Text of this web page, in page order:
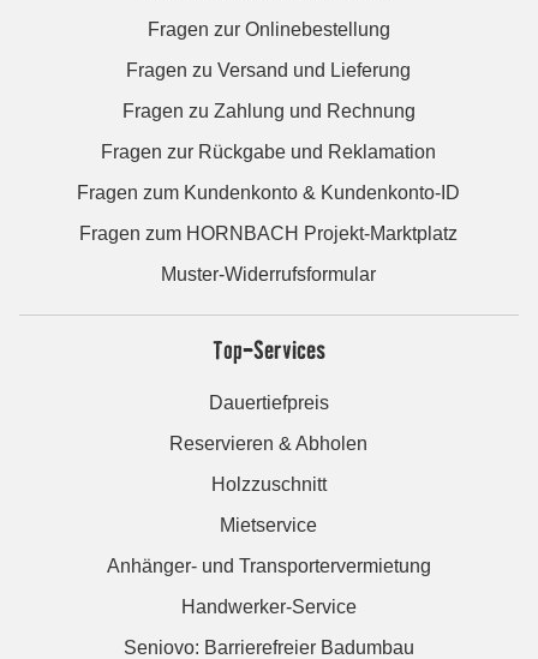
Fragen zur Onlinebestellung
Fragen zu Versand und Lieferung
Fragen zu Zahlung und Rechnung
Fragen zur Rückgabe und Reklamation
Fragen zum Kundenkonto & Kundenkonto-ID
Fragen zum HORNBACH Projekt-Marktplatz
Muster-Widerrufsformular
Top-Services
Dauertiefpreis
Reservieren & Abholen
Holzzuschnitt
Mietservice
Anhänger- und Transportervermietung
Handwerker-Service
Seniovo: Barrierefreier Badumbau